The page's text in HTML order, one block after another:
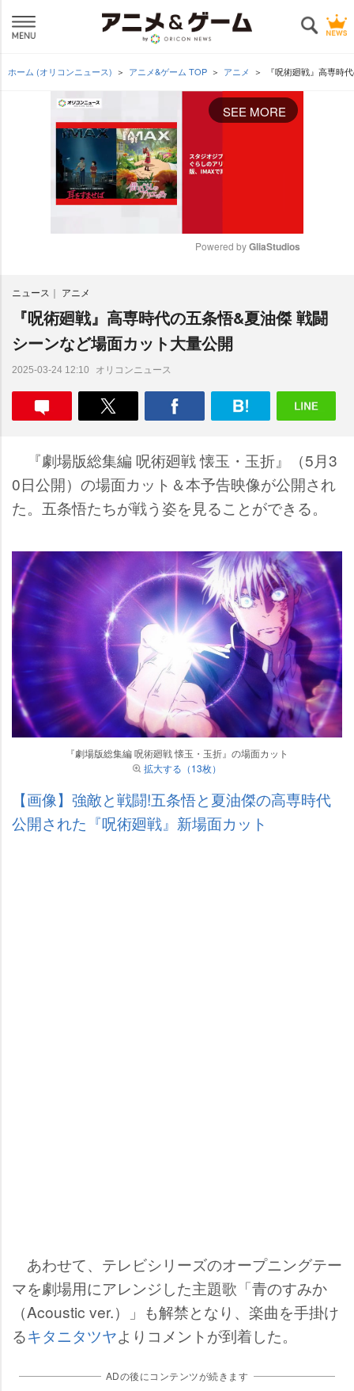
ホーム (オリコンニュース) アニメ&ゲーム TOP アニメ 『呪術廻戦』高専時
SEE MORE
t
e
Powered by GliaStudios
ニュース アニメ
『呪術廻戦』高専時代の五条悟&夏油傑 戦闘
シーンなど場面カット大量公開
2025-03-24 12:10 オリコンニュース
『劇場版総集編 呪術廻戦 懐玉・玉折』（5月3
0日公開）の場面カット＆本予告映像が公開され
た。五条悟たちが戦う姿を見ることができる。
『劇場版総集編 呪術廻戦 懐玉・玉折』の場面カット
拡大する（13枚）
【画像】強敵と戦闘!五条悟と夏油傑の高専時代
公開された『呪術廻戦』新場面カット
あわせて、テレビシリーズのオープニングテー
マを劇場用にアレンジした主題歌「青のすみか
（Acoustic ver.）」も解禁となり、楽曲を手掛け
るキタニタツヤよりコメントが到着した。
ADの後にコンテンツが続きます